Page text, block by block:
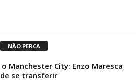
NÃO PERCA
Manchester City: Enzo Maresca
se transferir